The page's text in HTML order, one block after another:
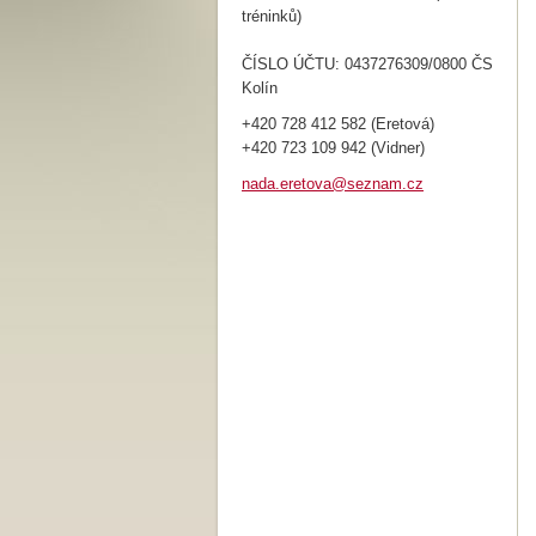
tréninků)
ČÍSLO ÚČTU: 0437276309/0800 ČS
Kolín
+420 728 412 582 (Eretová)
+420 723 109 942 (Vidner)
nada.eretova@seznam.cz